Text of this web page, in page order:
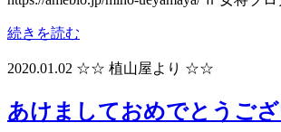
続きを読む
2020.01.02 ☆☆ 植山屋より ☆☆
あけましておめでとうご